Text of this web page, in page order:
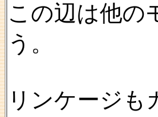
この辺は他の
う。
リンケージも